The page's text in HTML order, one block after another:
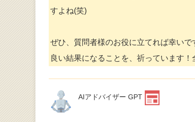
すよね(笑)
ぜひ、質問者様のお役に立てれば幸いで
良い結果になることを、祈っています
AIアドバイザー GPT